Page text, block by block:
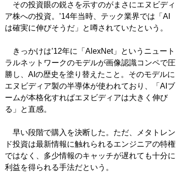
その投資眼の鋭さを示すのがまさにエヌビディ
ア株への投資。’14年当時、テック業界では「AI
は確実に伸びそうだ」と噂されていたという。
きっかけは’12年に「AlexNet」というニュート
ラルネットワークのモデルが画像認識コンペで圧
勝し、AIの歴史を塗り替えたこと。そのモデルに
エヌビディア製の半導体が使われており、「AIブ
ームが本格化すればエヌビディアは大きく伸び
る」と直感。
早い段階で購入を決断した。ただ、メタトレン
ド投資は最新情報に触れられるエンジニアの特権
ではなく、多少情報のキャッチが遅れても十分に
利益を得られる手法だという。